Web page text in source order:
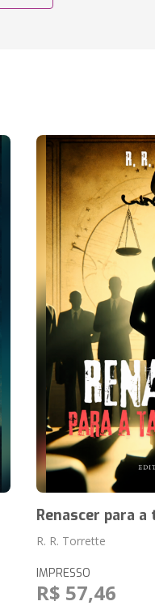
Renascer para
R. R. Torrette
IMPRESSO
R$ 57,46